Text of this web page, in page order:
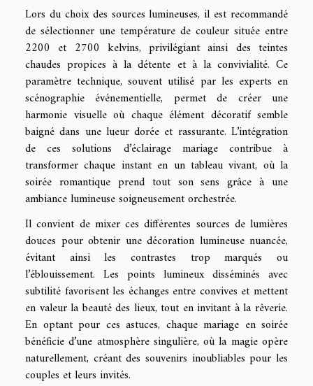
Lors du choix des sources lumineuses, il est recommandé
de sélectionner une température de couleur située entre
2200 et 2700 kelvins, privilégiant ainsi des teintes
chaudes propices à la détente et à la convivialité. Ce
paramètre technique, souvent utilisé par les experts en
scénographie événementielle, permet de créer une
harmonie visuelle où chaque élément décoratif semble
baigné dans une lueur dorée et rassurante. L’intégration
de ces solutions d’éclairage mariage contribue à
transformer chaque instant en un tableau vivant, où la
soirée romantique prend tout son sens grâce à une
ambiance lumineuse soigneusement orchestrée.
Il convient de mixer ces différentes sources de lumières
douces pour obtenir une décoration lumineuse nuancée,
évitant ainsi les contrastes trop marqués ou
l’éblouissement. Les points lumineux disséminés avec
subtilité favorisent les échanges entre convives et mettent
en valeur la beauté des lieux, tout en invitant à la rêverie.
En optant pour ces astuces, chaque mariage en soirée
bénéficie d’une atmosphère singulière, où la magie opère
naturellement, créant des souvenirs inoubliables pour les
couples et leurs invités.